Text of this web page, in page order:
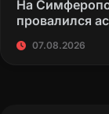
На
провалился
07.08.2026